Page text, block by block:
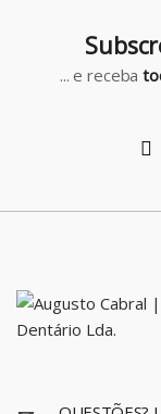
... e receba